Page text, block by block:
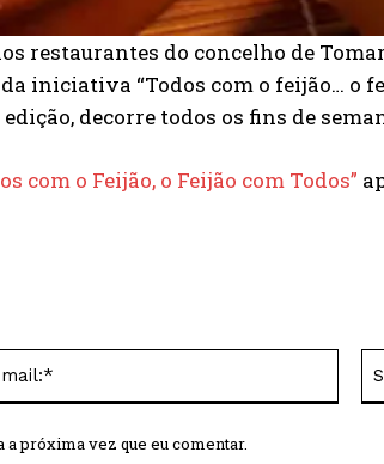
restaurantes do concelho de
iniciativa “Todos com o feijão… o
decorre todos os fins de
com o Feijão, o Feijão com Todos”
mail:*
próxima vez que eu comentar.